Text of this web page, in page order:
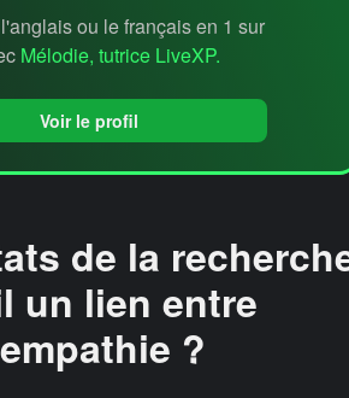
ou le français en 1 sur
Mélodie, tutrice LiveXP.
Voir le profil
de la
un lien entre
?